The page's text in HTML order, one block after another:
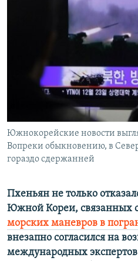
РАСПИСАНИЕ ВЕЩАНИЯ
ПОДПИШИТЕСЬ НА
СОЦИАЛЬНЫЕ СЕТИ
Все сайты РСЕ/РС
Южнокорейские новости
Вопреки обыкновению, в
гораздо сдержанней
Пхеньян не только
Южной Кореи, связанных
морских маневров в
внезапно согласился на
международных